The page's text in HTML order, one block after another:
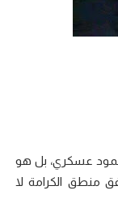
صمود عسكري، بل هو
منطق الكرامة لا